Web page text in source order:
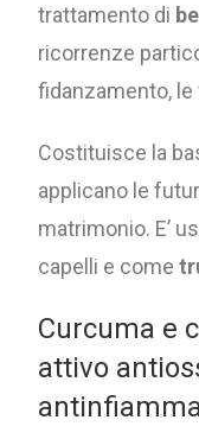
trattamento di
ricorrenze
fidanzamento,
Costituisce la
applicano le
matrimonio. E’
capelli e come
Curcuma e
attivo